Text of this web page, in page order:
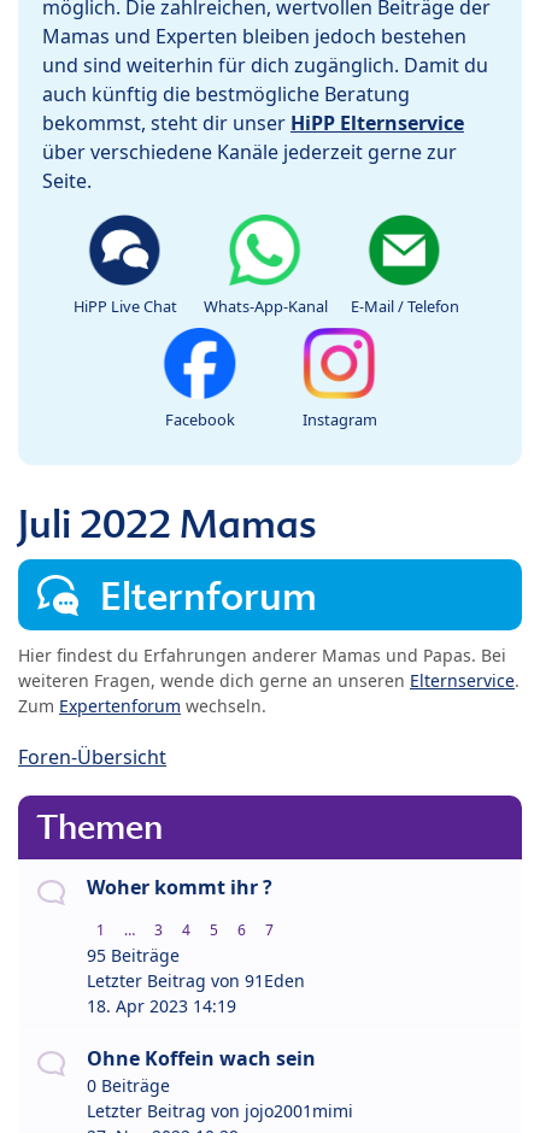
möglich. Die zahlreichen, wertvollen Beiträge der
Mamas und Experten bleiben jedoch bestehen
und sind weiterhin für dich zugänglich. Damit du
auch künftig die bestmögliche Beratung
bekommst, steht dir unser HiPP Elternservice
über verschiedene Kanäle jederzeit gerne zur
Seite.
HiPP Live Chat Whats-App-Kanal E-Mail / Telefon
Facebook Instagram
Juli 2022 Mamas
Elternforum
Hier findest du Erfahrungen anderer Mamas und Papas. Bei
weiteren Fragen, wende dich gerne an unseren Elternservice.
Zum Expertenforum wechseln.
Foren-Übersicht
Themen
Woher kommt ihr ?
1 … 3 4 5 6 7
95 Beiträge
Letzter Beitrag von 91Eden
18. Apr 2023 14:19
Ohne Koffein wach sein
0 Beiträge
Letzter Beitrag von jojo2001mimi